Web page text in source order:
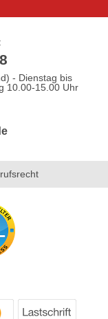
- Dienstag bis
10.00-15.00 Uhr